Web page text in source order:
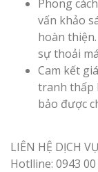
Phong
vấn khảo
hoàn
sự thoải
Cam kết
tranh thấp
bảo được
LIÊN HỆ DỊCH
Hotlline: 0943